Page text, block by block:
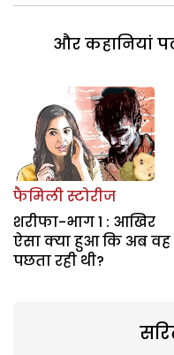
और कहानियां
फैमिली स्टोरीज
शरीफा-भाग 1 : आखिर
ऐसा क्या हुआ कि अब वह
पछता रही थी?